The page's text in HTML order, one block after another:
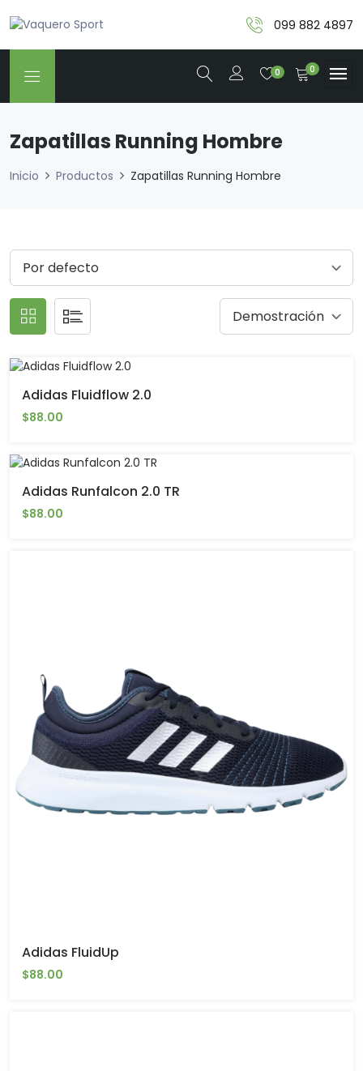
099 882 4897
0 0
Zapatillas Running Hombre
Inicio Productos Zapatillas Running Hombre
Adidas Fluidflow 2.0
$88.00
Adidas Runfalcon 2.0 TR
$88.00
Adidas FluidUp
$88.00